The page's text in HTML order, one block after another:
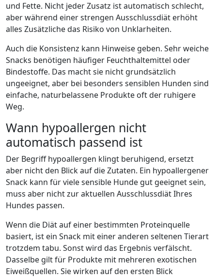
und Fette. Nicht jeder Zusatz ist automatisch schlecht,
aber während einer strengen Ausschlussdiät erhöht
alles Zusätzliche das Risiko von Unklarheiten.
Auch die Konsistenz kann Hinweise geben. Sehr weiche
Snacks benötigen häufiger Feuchthaltemittel oder
Bindestoffe. Das macht sie nicht grundsätzlich
ungeeignet, aber bei besonders sensiblen Hunden sind
einfache, naturbelassene Produkte oft der ruhigere
Weg.
Wann hypoallergen nicht
automatisch passend ist
Der Begriff hypoallergen klingt beruhigend, ersetzt
aber nicht den Blick auf die Zutaten. Ein hypoallergener
Snack kann für viele sensible Hunde gut geeignet sein,
muss aber nicht zur aktuellen Ausschlussdiät Ihres
Hundes passen.
Wenn die Diät auf einer bestimmten Proteinquelle
basiert, ist ein Snack mit einer anderen seltenen Tierart
trotzdem tabu. Sonst wird das Ergebnis verfälscht.
Dasselbe gilt für Produkte mit mehreren exotischen
Eiweißquellen. Sie wirken auf den ersten Blick